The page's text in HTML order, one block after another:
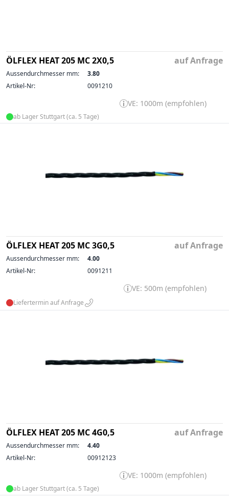
ÖLFLEX HEAT 205 MC 2X0,5 auf Anfrage
Aussendurchmesser mm:
3.80
Artikel-Nr:
0091210
VE: 1000m (empfohlen)
ab Lager Stuttgart (ca. 5 Tage)
ÖLFLEX HEAT 205 MC 3G0,5 auf Anfrage
Aussendurchmesser mm:
4.00
Artikel-Nr:
0091211
VE: 500m (empfohlen)
Liefertermin auf Anfrage
ÖLFLEX HEAT 205 MC 4G0,5 auf Anfrage
Aussendurchmesser mm:
4.40
Artikel-Nr:
00912123
VE: 1000m (empfohlen)
ab Lager Stuttgart (ca. 5 Tage)